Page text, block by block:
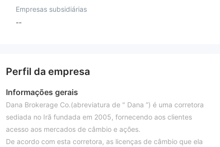
Empresas subsidiárias
--
Perfil da empresa
Informações gerais
Dana Brokerage Co.(abreviatura de " Dana ”) é uma corretora
sediada no Irã fundada em 2005, fornecendo aos clientes
acesso aos mercados de câmbio e ações.
De acordo com esta corretora, as licenças de câmbio que ela